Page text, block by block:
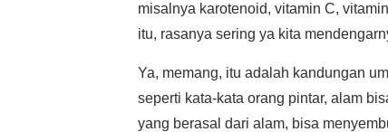
misalnya karotenoid, vitamin C,
itu, rasanya sering ya kita
Ya, memang, itu adalah kandungan
seperti kata-kata orang pintar, alam
yang berasal dari alam, bisa